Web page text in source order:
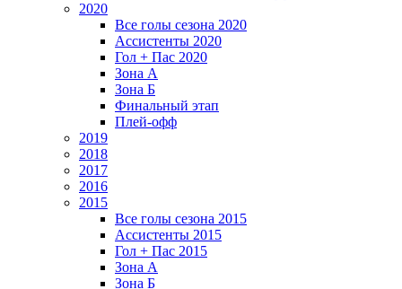
2020
Все голы сезона 2020
Ассистенты 2020
Гол + Пас 2020
Зона А
Зона Б
Финальный этап
Плей-офф
2019
2018
2017
2016
2015
Все голы сезона 2015
Ассистенты 2015
Гол + Пас 2015
Зона А
Зона Б